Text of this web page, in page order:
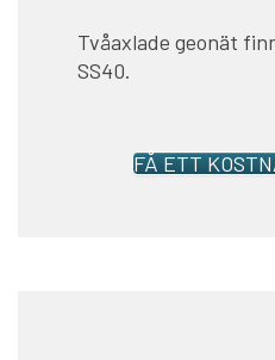
Tvåaxlade geonät
SS40.
FÅ ETT